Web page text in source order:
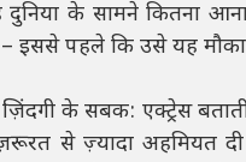
के सामने कितना
पहले कि उसे यह मौका
के सबक: एक्ट्रेस
से ज़्यादा अहमियत